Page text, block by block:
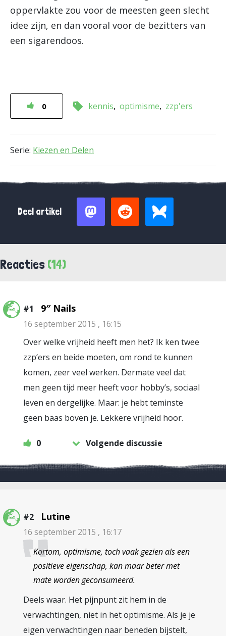
oppervlakte zou voor de meesten geen slecht
idee zijn, en dan vooral voor de bezitters van
een sigarendoos.
0 kennis optimisme zzp'ers
Serie: Kiezen en Delen
Deel artikel
Reacties (14)
#1 9″ Nails
16 september 2015 , 16:15
Over welke vrijheid heeft men het? Ik ken twee
zzp’ers en beide moeten, om rond te kunnen
komen, zeer veel werken. Dermate veel dat
men geen tijd meer heeft voor hobby’s, sociaal
leven en dergelijke. Maar: je hebt teminste
geen baas boven je. Lekkere vrijheid hoor.
0 Volgende discussie
#2 Lutine
16 september 2015 , 16:17
Kortom, optimisme, toch vaak gezien als een
positieve eigenschap, kan maar beter met
mate worden geconsumeerd.
Deels waar. Het pijnpunt zit hem in de
verwachtingen, niet in het optimisme. Als je je
eigen verwachtingen naar beneden bijstelt,